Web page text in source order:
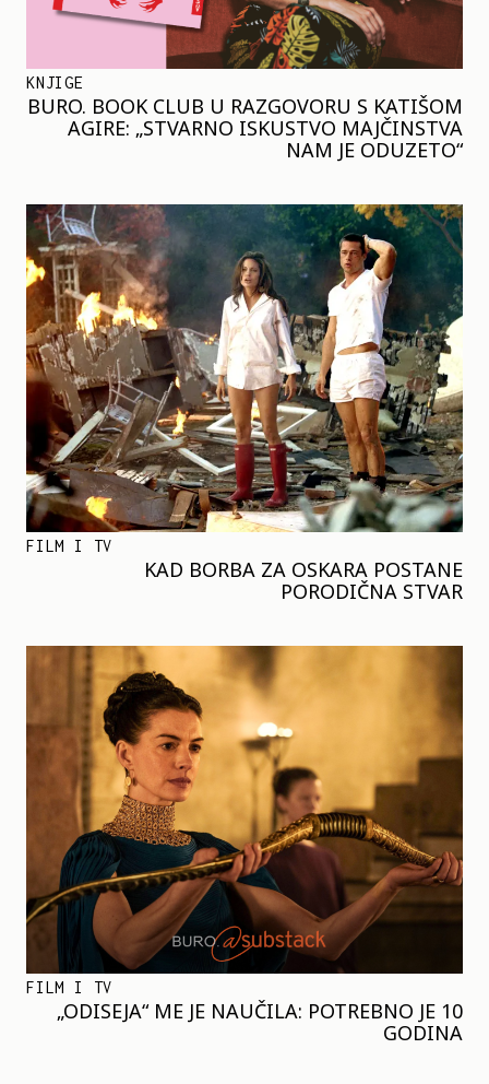
KNJIGE
BURO. BOOK CLUB U RAZGOVORU S KATIŠOM
AGIRE: „STVARNO ISKUSTVO MAJČINSTVA
NAM JE ODUZETO“
FILM I TV
KAD BORBA ZA OSKARA POSTANE
PORODIČNA STVAR
FILM I TV
„ODISEJA“ ME JE NAUČILA: POTREBNO JE 10
GODINA